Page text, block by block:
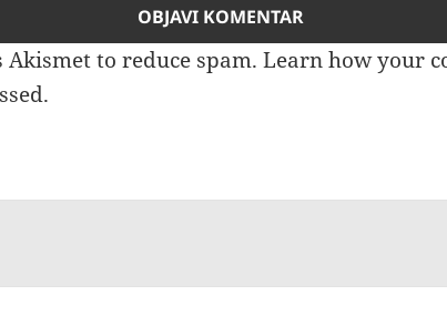
Akismet to reduce spam.Learn how your